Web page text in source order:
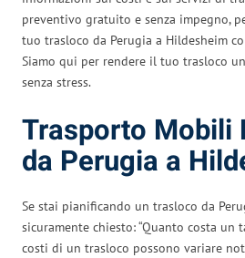
preventivo gratuito e senza impegno,
tuo trasloco da Perugia a Hildesheim
Siamo qui per rendere il tuo trasloco
senza stress.
Trasporto Mobili
da Perugia a
Se stai pianificando un trasloco da
sicuramente chiesto: “Quanto costa un
costi di un trasloco possono variare